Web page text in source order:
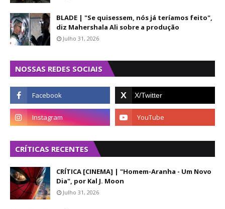
BLADE | "Se quisessem, nós já teríamos feito",
diz Mahershala Ali sobre a produção
Julho 31, 2026
NOSSAS REDES SOCIAIS
CRÍTICAS RECENTES
CRÍTICA [CINEMA] | "Homem-Aranha - Um Novo
Dia", por Kal J. Moon
Julho 31, 2026